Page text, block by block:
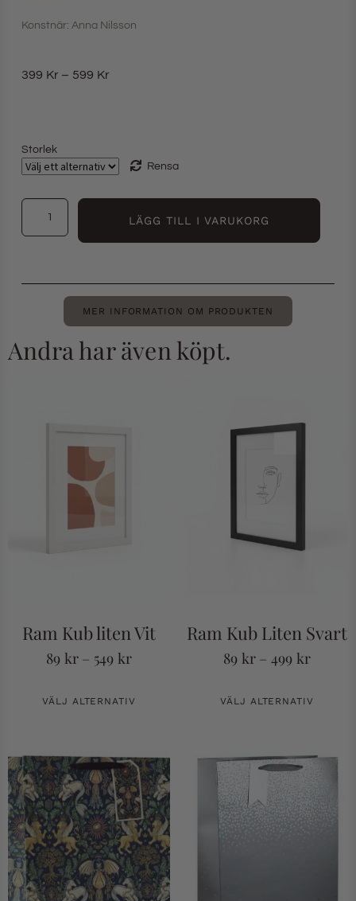
Konstnär: Anna Nilsson
399 Kr – 599 Kr
Storlek
Rensa
LÄGG TILL I VARUKORG
MER INFORMATION OM PRODUKTEN
Andra har även köpt.
Ram Kub liten Vit
89 kr – 549 kr
VÄLJ ALTERNATIV
Ram Kub Liten Svart
89 kr – 499 kr
VÄLJ ALTERNATIV